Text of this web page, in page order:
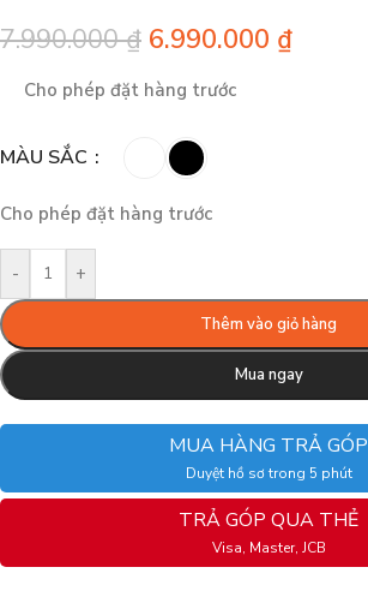
7.990.000₫ 6.990.000 ₫
Cho phép đặt hàng trước
MÀU SẮC
Cho phép đặt hàng trước
- +
Thêm vào giỏ hàng
Mua ngay
MUA HÀNG TRẢ GÓP
Duyệt hồ sơ trong 5 phút
TRẢ GÓP QUA THẺ
Visa, Master, JCB